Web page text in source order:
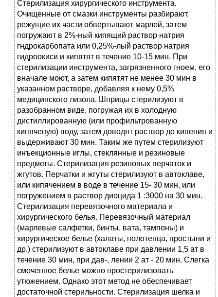
Стерилизация хирургического инструмента.
Очищенные от смазки инструменты разбирают,
режущие их части обвертывают марлей, затем
погружают в 2%-ный кипящий раствор натрия
гндрокарбопата или 0,25%-лый раствор натрия
гидроокиси и кипятят в течение 10-15 мин. При
стерилизации инструмента, загрязненного гноем, его
вначале моют, а затем кипятят не менее 30 мин в
указанном растворе, добавляя к нему 0,5%
медицинского лизола. Шприцы стерилизуют в
разобранном виде, погружая их в холодную
дистиллированную (или профильтрованную
кипяченую) воду, затем доводят раствор до кипения и
выдерживают 30 мин. Таким же путем стерилизуют
инъекционные иглы, стеклянные и резиновые
предметы. Стерилизация резиновых перчаток и
жгутов. Перчатки и жгуты стерилизуют в автоклаве,
или кипячением в воде в течение 15- 30 мин, или
погружением в раствор диоцида 1 :3000 на 30 мин.
Стерилизация перевязочного материала и
хирургического белья. Перевязочный материал
(марлевые салфетки, бинты, вата, тампоны) и
хирургическое белье (халаты, полотенца, простыни и
др.) стерилизуют в автоклаве при давлении 1,5 ат в
течение 30 мин, при дав-, лении 2 ат - 20 мин. Слегка
смоченное белье можно простерилизовать
утюжением. Однако этот метод не обеспечивает
достаточной стерильности. Стерилизация шелка и